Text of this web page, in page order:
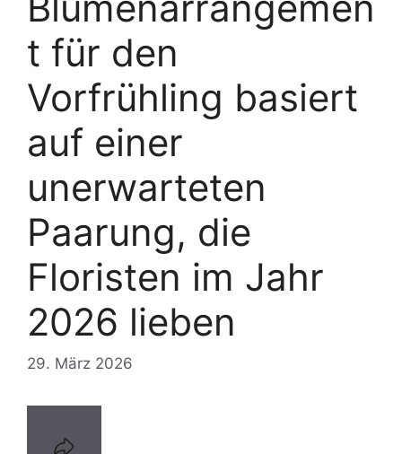
t für den
Vorfrühling basiert
auf einer
unerwarteten
Paarung, die
Floristen im Jahr
2026 lieben
29. März 2026